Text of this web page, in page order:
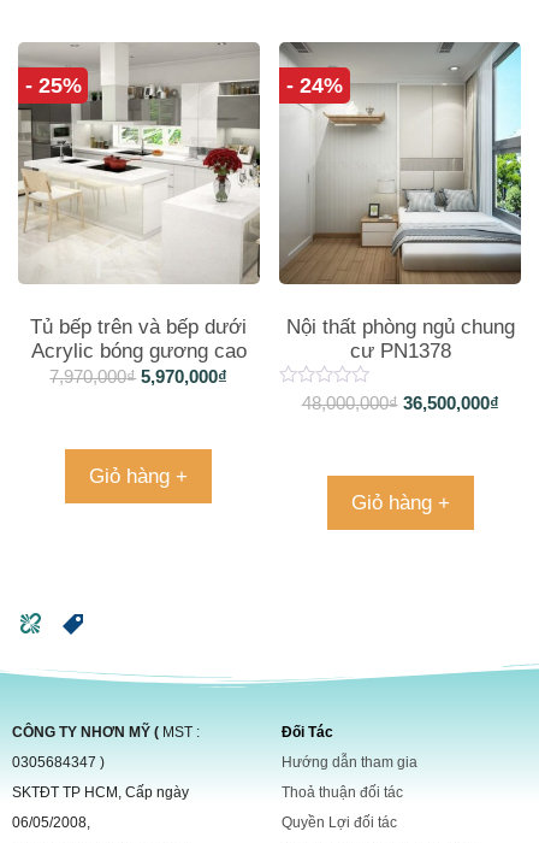
- 25%
Tủ bếp trên và bếp dưới
Acrylic bóng gương cao
cấp phối màu TB1076
7,970,000₫ 5,970,000₫
Giỏ hàng +
- 24%
Nội thất phòng ngủ chung
cư PN1378
48,000,000₫ 36,500,000₫
Giỏ hàng +
CÔNG TY NHƠN MỸ ( MST :
0305684347 )
SKTĐT TP HCM, Cấp ngày
06/05/2008,
Đối Tác
Hướng dẫn tham gia
Thoả thuận đối tác
Quyền Lợi đối tác